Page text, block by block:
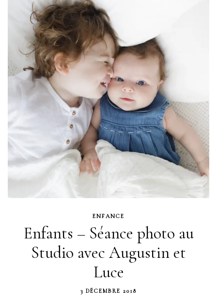
ENFANCE
Enfants – Séance photo au
Studio avec Augustin et
Luce
3 DÉCEMBRE 2018